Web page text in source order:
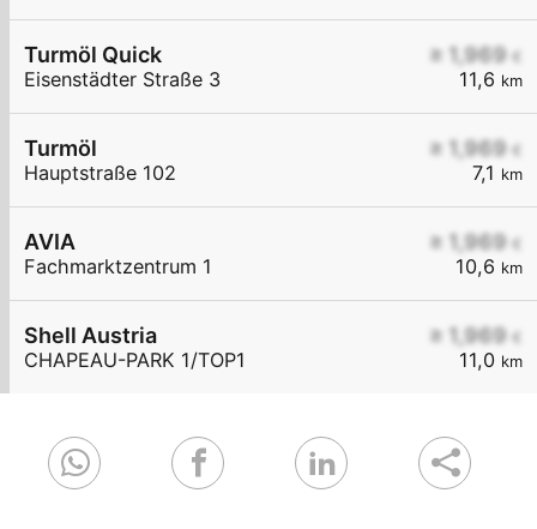
≥ 1,969 €
11,6 km
Turmöl Quick
Eisenstädter Straße 3
≥ 1,969 €
7,1 km
Turmöl
Hauptstraße 102
≥ 1,969 €
10,6 km
AVIA
Fachmarktzentrum 1
≥ 1,969 €
11,0 km
Shell Austria
CHAPEAU-PARK 1/TOP1